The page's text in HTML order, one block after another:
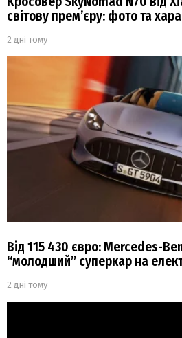
світову прем’єру: фото та
2 дні тому
Від 115 430 євро: Mercedes-
“молодший” суперкар на
2 дні тому